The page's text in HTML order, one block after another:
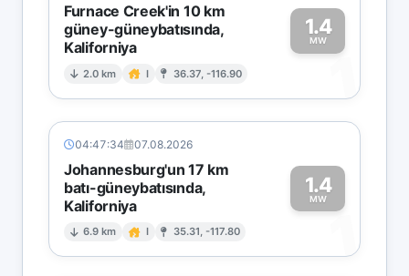
Furnace Creek'in 10 km
güney-güneybatısında,
Kaliforniya
2.0 km I 36.37, -116.90
1.4
MW
1
04:47:34 07.08.2026
Johannesburg'un 17 km
batı-güneybatısında,
Kaliforniya
6.9 km I 35.31, -117.80
1.4
MW
1